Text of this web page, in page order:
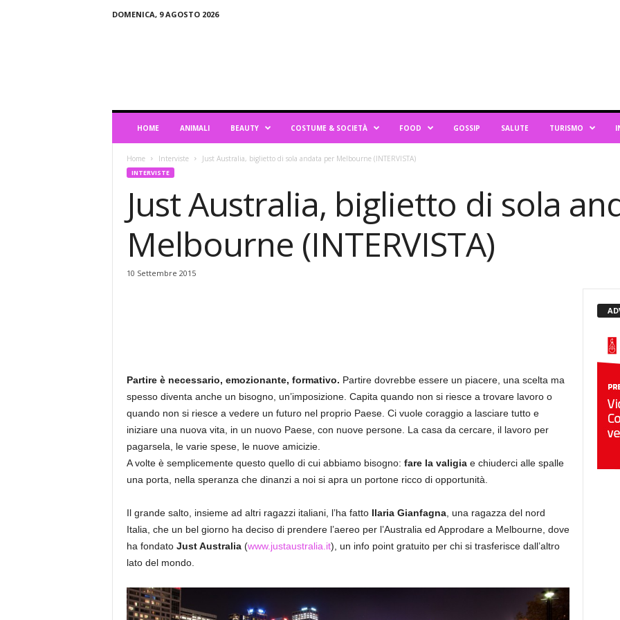
DOMENICA, 9 AGOSTO 2026
HOME ANIMALI BEAUTY COSTUME & SOCIETÀ FOOD GOSSIP SALUTE TURISMO
Home Interviste Just Australia, biglietto di sola andata per Melbourne (INTERVISTA)
INTERVISTE
Just Australia, biglietto di sola
Melbourne (INTERVISTA)
10 Settembre 2015
Partire è necessario, emozionante, formativo. Partire dovrebbe essere un piacere, una scelta ma
spesso diventa anche un bisogno, un’imposizione. Capita quando non si riesce a trovare lavoro o
quando non si riesce a vedere un futuro nel proprio Paese. Ci vuole coraggio a lasciare tutto e
iniziare una nuova vita, in un nuovo Paese, con nuove persone. La casa da cercare, il lavoro per
pagarsela, le varie spese, le nuove amicizie.
A volte è semplicemente questo quello di cui abbiamo bisogno: fare la valigiae chiuderci alle spalle
una porta, nella speranza che dinanzi a noi si apra un portone ricco di opportunità.
Il grande salto, insieme ad altri ragazzi italiani, l’ha fatto Ilaria Gianfagna, una ragazza del nord
Italia, che un bel giorno ha deciso di prendere l’aereo per l’Australia ed Approdare a Melbourne, dove
ha fondato Just Australia (www.justaustralia.it), un info point gratuito per chi si trasferisce dall’altro
lato del mondo.